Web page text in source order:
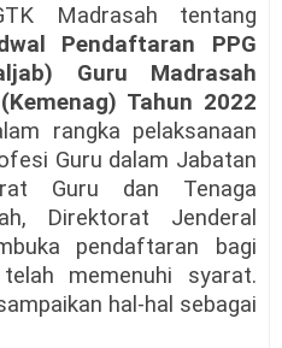
Madrasah tentang
Pendaftaran PPG
Guru Madrasah
Tahun 2022
rangka pelaksanaan
Guru dalam Jabatan
Guru dan Tenaga
Direktorat Jenderal
pendaftaran bagi
memenuhi syarat.
hal-hal sebagai